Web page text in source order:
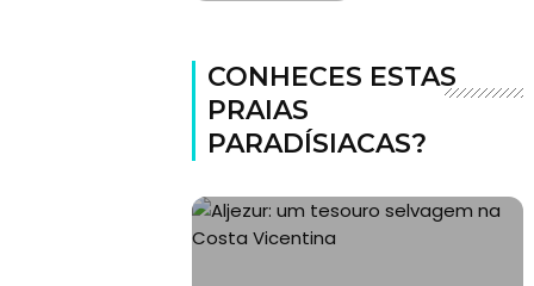
CONHECES ESTAS
PRAIAS
PARADÍSIACAS?